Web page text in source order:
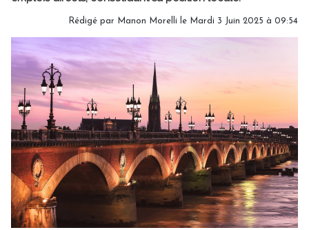
Rédigé par Manon Morelli le Mardi 3 Juin 2025 à 09:54